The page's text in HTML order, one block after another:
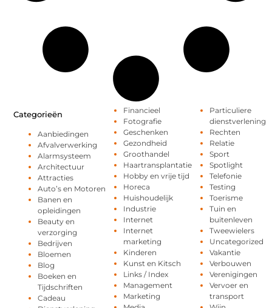
Categorieën
Aanbiedingen
Afvalverwerking
Alarmsysteem
Architectuur
Attracties
Auto’s en Motoren
Banen en
opleidingen
Beauty en
verzorging
Bedrijven
Bloemen
Blog
Boeken en
Tijdschriften
Cadeau
Financieel
Fotografie
Geschenken
Gezondheid
Groothandel
Haartransplantatie
Hobby en vrije tijd
Horeca
Huishoudelijk
Industrie
Internet
Internet
marketing
Kinderen
Kunst en Kitsch
Links / Index
Management
Marketing
Particuliere
dienstverlening
Rechten
Relatie
Sport
Spotlight
Telefonie
Testing
Toerisme
Tuin en
buitenleven
Tweewielers
Uncategorized
Vakantie
Verbouwen
Verenigingen
Vervoer en
transport